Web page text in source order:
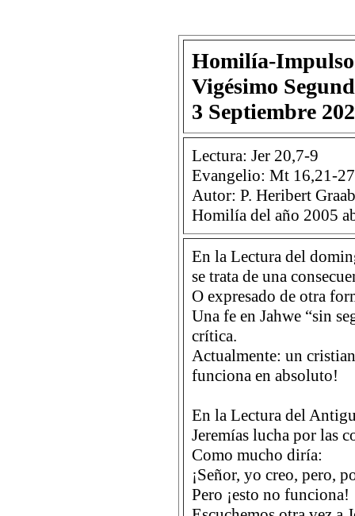
Homilía-
Vigésimo
3 Septiembre
Lectura: Jer 20,7-9
Evangelio: Mt 16,21-27
Autor: P. Heribert
Homilía del año 2005
En la Lectura del
se trata de una
O expresado de otra
Una fe en Jahwe “sin
crítica.
Actualmente: un
funciona en absoluto!
En la Lectura del
Jeremías lucha por las
Como mucho diría:
¡Señor, yo creo, pero,
Pero ¡esto no funciona!